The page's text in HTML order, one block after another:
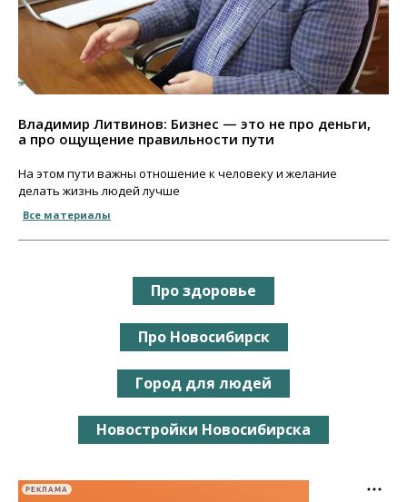
Владимир Литвинов: Бизнес — это не про деньги,
а про ощущение правильности пути
На этом пути важны отношение к человеку и желание
делать жизнь людей лучше
Все материалы
Про здоровье
Про Новосибирск
Город для людей
Новостройки Новосибирска
РЕКЛАМА